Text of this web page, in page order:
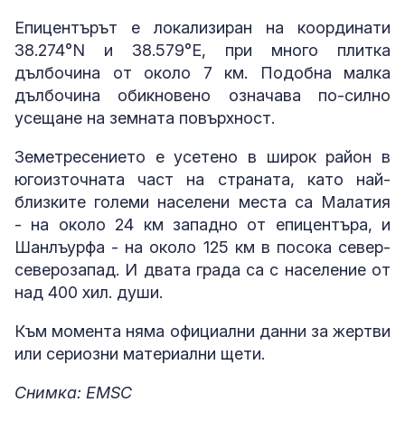
Епицентърът е локализиран на координати
38.274°N и 38.579°E, при много плитка
дълбочина от около 7 км. Подобна малка
дълбочина обикновено означава по-силно
усещане на земната повърхност.
Земетресението е усетено в широк район в
югоизточната част на страната, като най-
близките големи населени места са Малатия
- на около 24 км западно от епицентъра, и
Шанлъурфа - на около 125 км в посока север-
северозапад. И двата града са с население от
над 400 хил. души.
Към момента няма официални данни за жертви
или сериозни материални щети.
Снимка: EMSC